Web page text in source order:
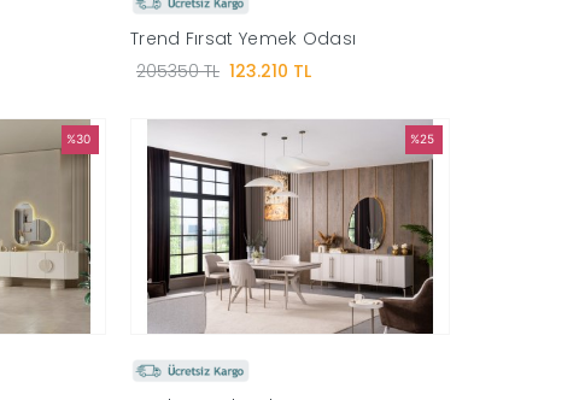
Trend Fırsat Yemek Odası
205350 TL 123.210 TL
%30 %25